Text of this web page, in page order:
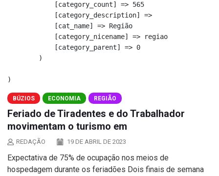
            [category_count] => 565
            [category_description] =>
            [cat_name] => Região
            [category_nicename] => regiao
            [category_parent] => 0
        )
BÚZIOS ECONOMIA REGIÃO
Feriado de Tiradentes e do Trabalhador
movimentam o turismo em
REDAÇÃO 19 DE ABRIL DE 2023
Expectativa de 75% de ocupação nos meios de
hospedagem durante os feriadões Dois finais de semana